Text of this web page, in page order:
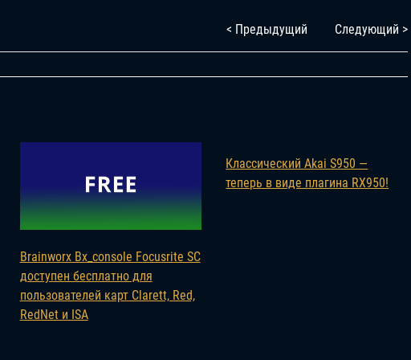
< Предыдущий Следующий >
Brainworx Bx_console Focusrite SC
доступен бесплатно для
пользователей карт Clarett, Red,
RedNet и ISA
Классический Akai S950 —
теперь в виде плагина RX950!